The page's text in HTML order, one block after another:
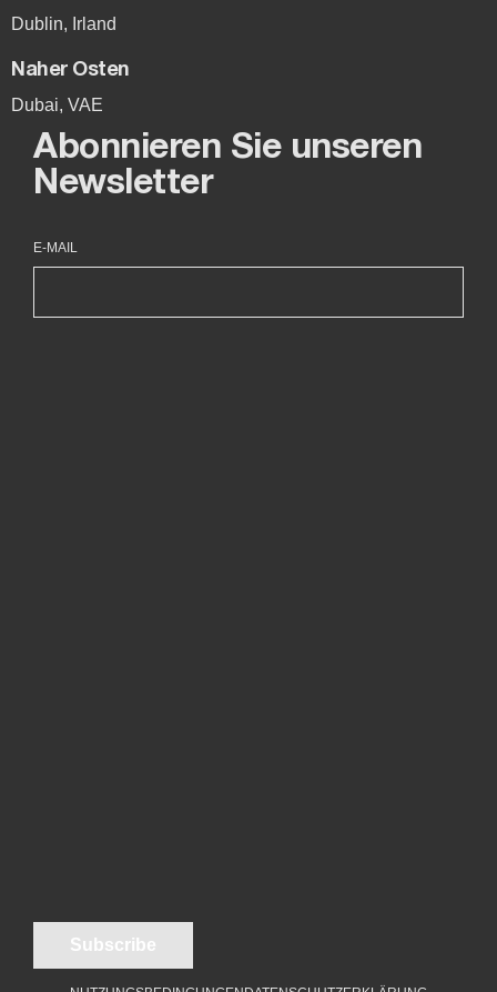
Dublin, Irland
Naher Osten
Dubai, VAE
Abonnieren Sie unseren
Newsletter
E-MAIL